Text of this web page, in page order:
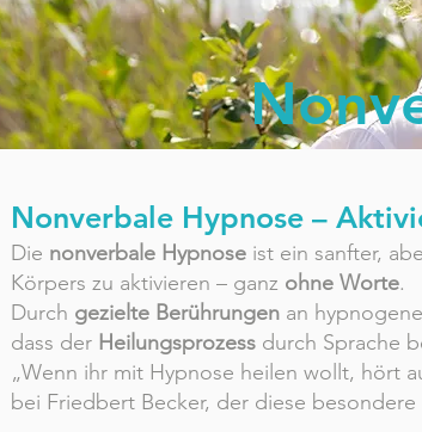
Nonverbale Hypnose –
Die nonverbale Hypnose ist ein sanfter,
Körpers zu aktivieren – ganz ohne Worte.
Durch gezielte Berührungen an
dass der Heilungsprozess durch Sprache
„Wenn ihr mit Hypnose heilen wollt, hört
bei Friedbert Becker, der diese